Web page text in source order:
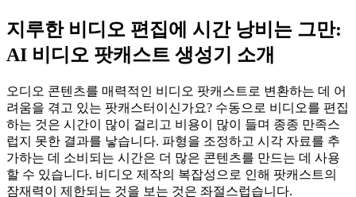
지루한 비디오 편집에 시간 낭비는 그만:
AI 비디오 팟캐스트 생성기 소개
오디오 콘텐츠를 매력적인 비디오 팟캐스트로 변환하는 데 어
려움을 겪고 있는 팟캐스터이신가요? 수동으로 비디오를 편집
하는 것은 시간이 많이 걸리고 비용이 많이 들며 종종 만족스
럽지 못한 결과를 낳습니다. 파형을 조정하고 시각 자료를 추
가하는 데 소비되는 시간은 더 많은 콘텐츠를 만드는 데 사용
할 수 있습니다. 비디오 제작의 복잡성으로 인해 팟캐스트의
잠재력이 제한되는 것을 보는 것은 좌절스럽습니다.